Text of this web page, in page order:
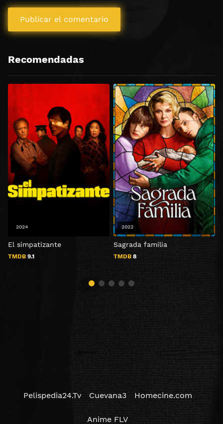
Recomendadas
El simpatizante
TMDB 9.1
2024
Sagrada familia
TMDB 8
2022
Pelispedia24.Tv Cuevana3 Homecine.com
Anime FLV